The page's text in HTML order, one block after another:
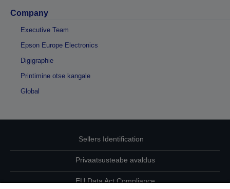
Company
Executive Team
Epson Europe Electronics
Digigraphie
Printimine otse kangale
Global
Sellers Identification
Privaatsusteabe avaldus
EU Data Act Compliance